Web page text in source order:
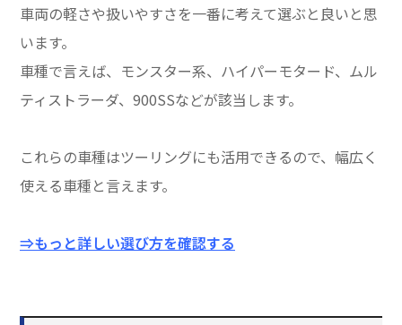
車両の軽さや扱いやすさを一番に考えて選ぶと良いと思
います。
車種で言えば、モンスター系、ハイパーモタード、ムル
ティストラーダ、900SSなどが該当します。
これらの車種はツーリングにも活用できるので、幅広く
使える車種と言えます。
⇒もっと詳しい選び方を確認する